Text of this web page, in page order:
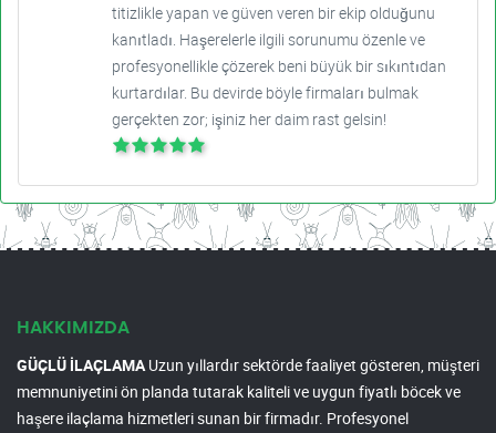
titizlikle yapan ve güven veren bir ekip olduğunu
kanıtladı. Haşerelerle ilgili sorunumu özenle ve
profesyonellikle çözerek beni büyük bir sıkıntıdan
kurtardılar. Bu devirde böyle firmaları bulmak
gerçekten zor; işiniz her daim rast gelsin!
HAKKIMIZDA
GÜÇLÜ İLAÇLAMAUzun yıllardır sektörde faaliyet gösteren, müşteri
memnuniyetini ön planda tutarak kaliteli ve uygun fiyatlı böcek ve
haşere ilaçlama hizmetleri sunan bir firmadır. Profesyonel